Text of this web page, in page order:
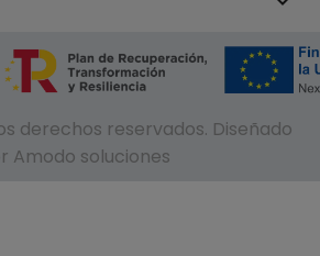
derechos reservados. Diseñado
Amodo soluciones